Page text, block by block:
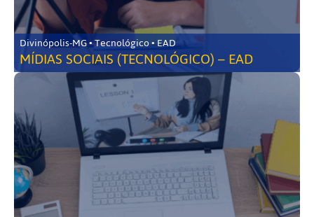
Divinópolis-MG • Tecnológico • EAD
MÍDIAS SOCIAIS (TECNOLÓGICO) – EAD